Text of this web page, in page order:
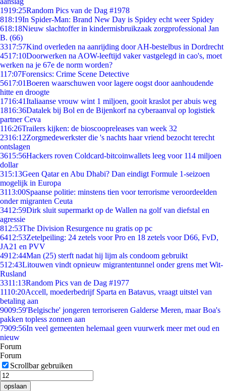
1919:25Random Pics van de Dag #1978
818:19In Spider-Man: Brand New Day is Spidey echt weer Spidey
618:18Nieuw slachtoffer in kindermisbruikzaak zorgprofessional Jan
B. (66)
3317:57Kind overleden na aanrijding door AH-bestelbus in Dordrecht
4517:10Doorwerken na AOW-leeftijd vaker vastgelegd in cao's, moet
werken na je 67e de norm worden?
117:07Forensics: Crime Scene Detective
5617:01Boeren waarschuwen voor lagere oogst door aanhoudende
hitte en droogte
1716:41Italiaanse vrouw wint 1 miljoen, gooit kraslot per abuis weg
1816:36Datalek bij Bol en de Bijenkorf na cyberaanval op logistiek
partner Ceva
116:26Trailers kijken: de bioscoopreleases van week 32
2316:12Zorgmedewerkster die 's nachts haar vriend bezocht terecht
ontslagen
3615:56Hackers roven Coldcard-bitcoinwallets leeg voor 114 miljoen
dollar
315:13Geen Qatar en Abu Dhabi? Dan eindigt Formule 1-seizoen
mogelijk in Europa
3113:00Spaanse politie: minstens tien voor terrorisme veroordeelden
onder migranten Ceuta
3412:59Dirk sluit supermarkt op de Wallen na golf van diefstal en
agressie
812:53The Division Resurgence nu gratis op pc
6412:53Zetelpeiling: 24 zetels voor Pro en 18 zetels voor D66, FvD,
JA21 en PVV
4912:44Man (25) sterft nadat hij lijm als condoom gebruikt
512:43Litouwen vindt opnieuw migrantentunnel onder grens met Wit-
Rusland
3311:13Random Pics van de Dag #1977
1110:20Accell, moederbedrijf Sparta en Batavus, vraagt uitstel van
betaling aan
9009:59'Belgische' jongeren terroriseren Galderse Meren, maar Boa's
pakken topless zonnen aan
7909:56In veel gemeenten helemaal geen vuurwerk meer met oud en
nieuw
Forum
Forum
Scrollbar gebruiken
opslaan